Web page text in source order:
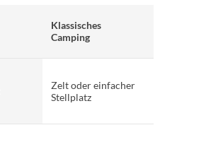
Klassisches
Camping
Zelt oder einfacher
Stellplatz